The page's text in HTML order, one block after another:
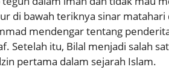
di bawah teriknya sinar
mendengar tentang
Setelah itu, Bilal menjadi salah
pertama dalam sejarah Islam.